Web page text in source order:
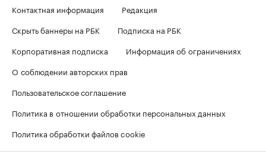
Контактная информация
Редакция
Скрыть баннеры на РБК
Подписка на РБК
Корпоративная подписка
Информация об ограничениях
О соблюдении авторских прав
Пользовательское соглашение
Политика в отношении обработки персональных данных
Политика обработки файлов cookie